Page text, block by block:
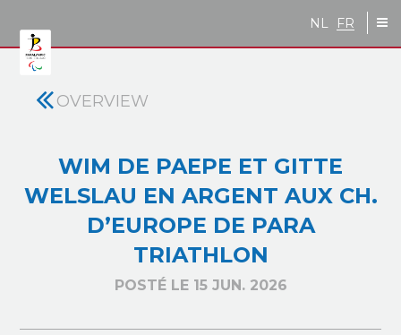
NL FR
OVERVIEW
WIM DE PAEPE ET GITTE
WELSLAU EN ARGENT AUX CH.
D’EUROPE DE PARA
TRIATHLON
POSTÉ LE 15 JUN. 2026